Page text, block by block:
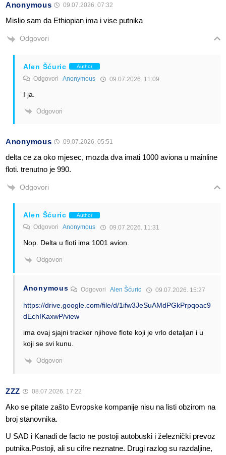
Anonymous 09.07.2026. 07:32
Mislio sam da Ethiopian ima i vise putnika
Odgovori
Alen Šćuric Author
Odgovori Anonymous 09.07.2026. 11:09
I ja.
Odgovori
Anonymous 09.07.2026. 05:51
delta ce za oko mjesec, mozda dva imati 1000 aviona u mainline
floti. trenutno je 990.
Odgovori
Alen Šćuric Author
Odgovori Anonymous 09.07.2026. 11:31
Nop. Delta u floti ima 1001 avion.
Odgovori
Anonymous OdgovoriAlen Šćuric 09.07.2026. 15:27
https://drive.google.com/file/d/1ifw3JeSuAMdPGkPrpqoac9
dEchIKaxwP/view
ima ovaj sjajni tracker njihove flote koji je vrlo detaljan i u
koji se svi kunu.
Odgovori
ZZZ 08.07.2026. 17:22
Ako se pitate zašto Evropske kompanije nisu na listi obzirom na
broj stanovnika.
U SAD i Kanadi de facto ne postoji autobuski i železnički prevoz
putnika.Postoji, ali su cifre neznatne. Drugi razlog su razdaljine,